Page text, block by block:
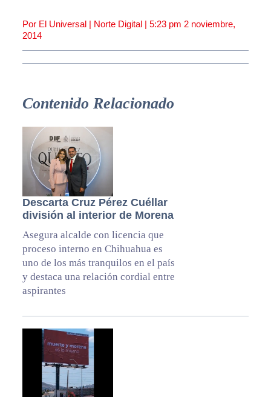
Por El Universal | Norte Digital | 5:23 pm 2 noviembre,
2014
Contenido Relacionado
Descarta Cruz Pérez Cuéllar
división al interior de Morena
Asegura alcalde con licencia que
proceso interno en Chihuahua es
uno de los más tranquilos en el país
y destaca una relación cordial entre
aspirantes